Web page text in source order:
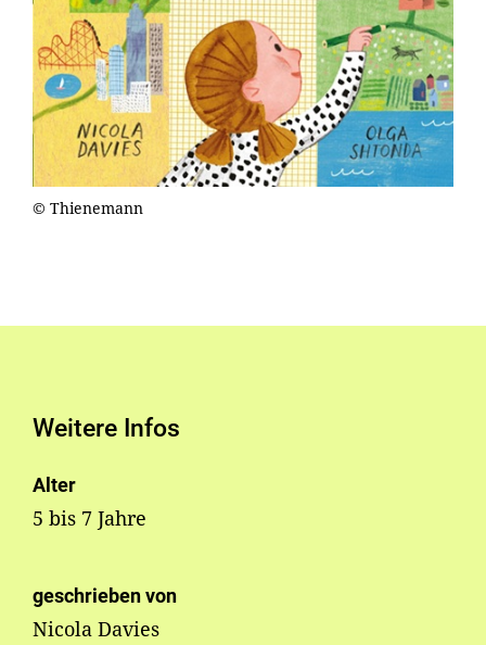
© Thienemann
Weitere Infos
Alter
5 bis 7 Jahre
geschrieben von
Nicola Davies